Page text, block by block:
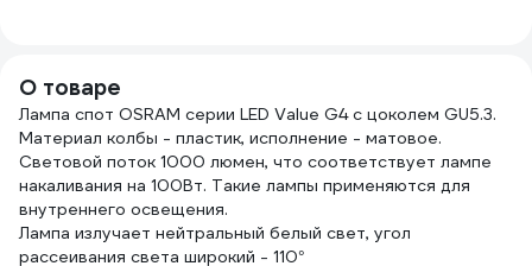
О товаре
Лампа спот OSRAM серии LED Value G4 с цоколем GU5.3.
Материал колбы - пластик, исполнение - матовое.
Световой поток 1000 люмен, что соответствует лампе
накаливания на 100Вт. Такие лампы применяются для
внутреннего освещения.
Лампа излучает нейтральный белый свет, угол
рассеивания света широкий - 110°